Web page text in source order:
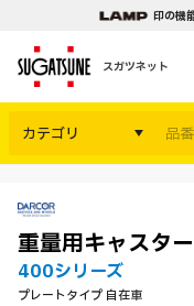
印の機
スガツネット
カテゴリ
重量用キャスター
400シリーズ
プレートタイプ 自在車